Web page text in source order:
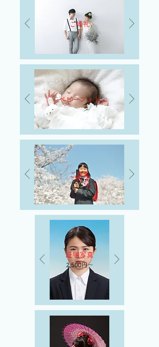
​ご婚礼
ベビーフォト
ご卒業
証明写真
2,500円～